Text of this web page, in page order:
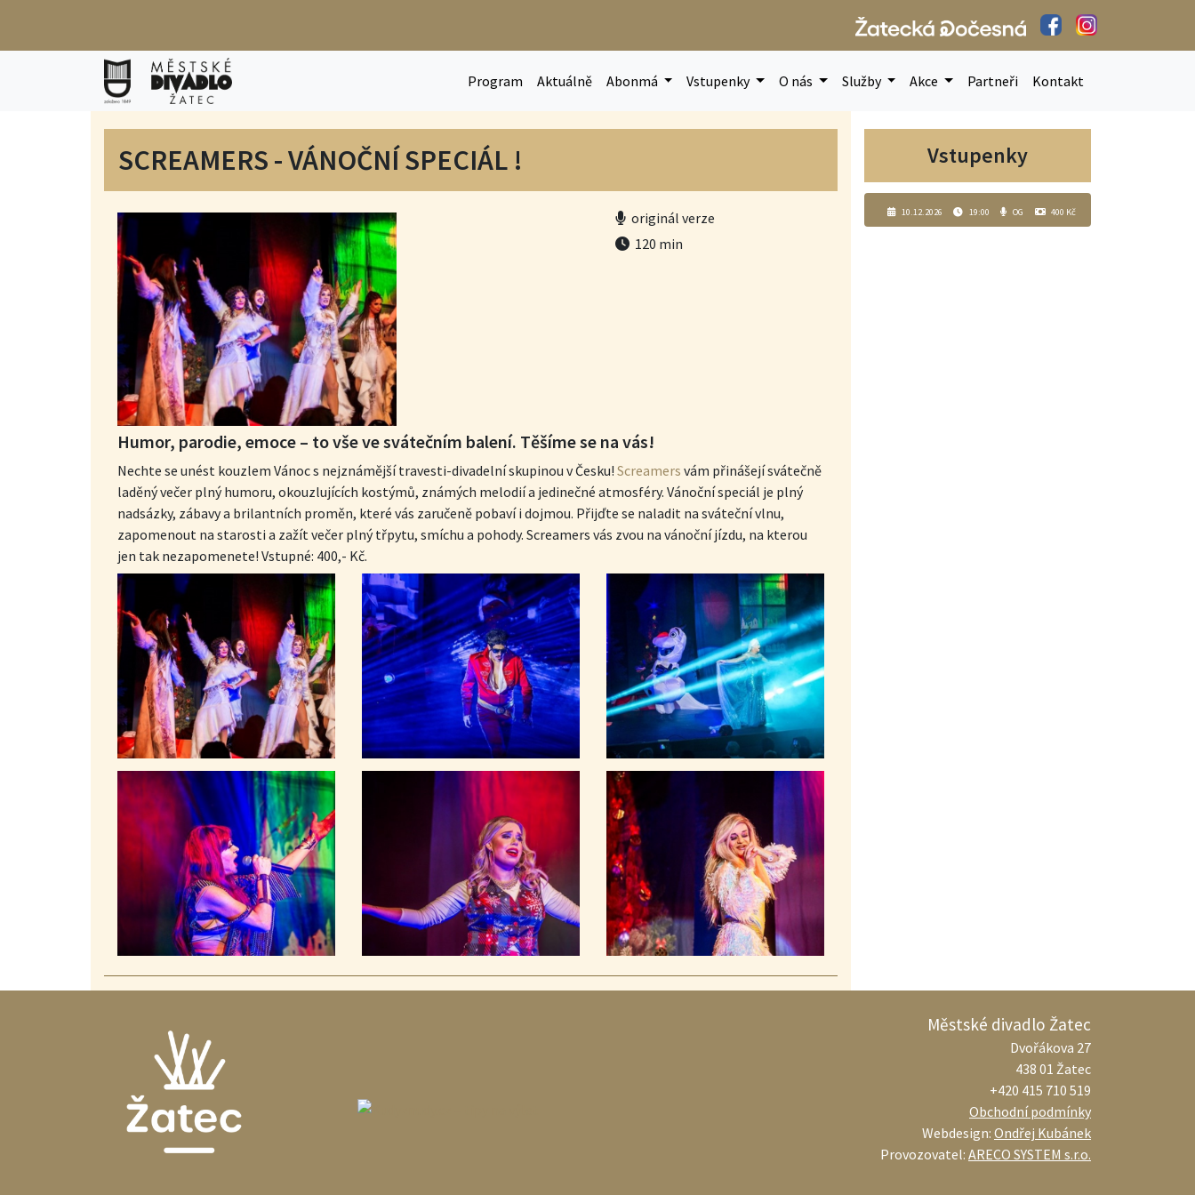
Program Aktuálně Abonmá Vstupenky O nás Služby Akce Partneři Kontakt
SCREAMERS - VÁNOČNÍ SPECIÁL !
originál verze
120 min
Humor, parodie, emoce – to vše ve svátečním balení. Těšíme se na vás!
Nechte se unést kouzlem Vánoc s nejznámější travesti-divadelní skupinou v Česku! Screamers vám přinášejí svátečně
laděný večer plný humoru, okouzlujících kostýmů, známých melodií a jedinečné atmosféry. Vánoční speciál je plný
nadsázky, zábavy a brilantních proměn, které vás zaručeně pobaví i dojmou. Přijďte se naladit na sváteční vlnu,
zapomenout na starosti a zažít večer plný třpytu, smíchu a pohody. Screamers vás zvou na vánoční jízdu, na kterou
jen tak nezapomenete! Vstupné: 400,- Kč.
Vstupenky
10.12.2026 19:00 OG 400 Kč
Městské divadlo Žatec
Dvořákova 27
438 01 Žatec
+420 415 710 519
Obchodní podmínky
Webdesign: Ondřej Kubánek
Provozovatel: ARECO SYSTEM s.r.o.